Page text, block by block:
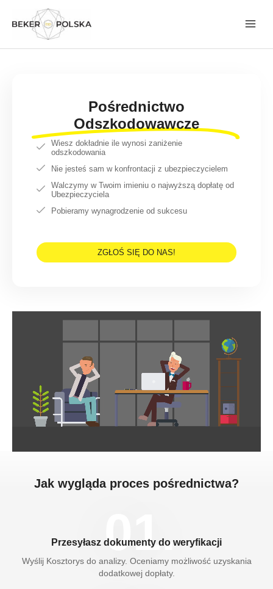
Pośrednictwo
Odszkodowawcze
Wiesz dokładnie ile wynosi zaniżenie
odszkodowania
Nie jesteś sam w konfrontacji z ubezpieczycielem
Walczymy w Twoim imieniu o najwyższą dopłatę od
Ubezpieczyciela
Pobieramy wynagrodzenie od sukcesu
ZGŁOŚ SIĘ DO NAS!
Jak wygląda proces pośrednictwa?
01.
Przesyłasz dokumenty do weryfikacji
Wyślij Kosztorys do analizy. Oceniamy możliwość uzyskania
dodatkowej dopłaty.